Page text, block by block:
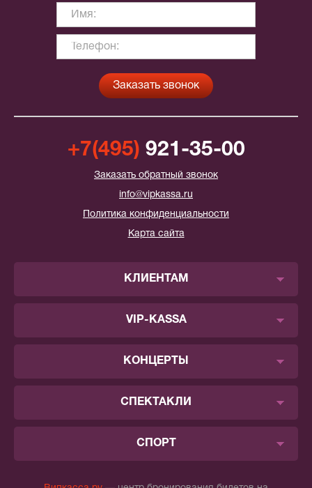
+7(495) 921-35-00
Заказать обратный звонок
info@vipkassa.ru
Политика конфиденциальности
Карта сайта
КЛИЕНТАМ
VIP-KASSA
КОНЦЕРТЫ
СПЕКТАКЛИ
СПОРТ